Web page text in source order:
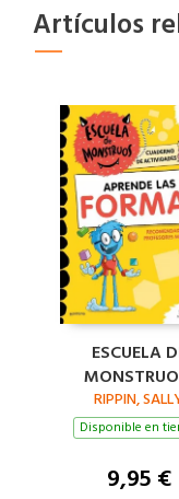
Artículos
ESCUELA
CUADERNO
APRENDE
FORMAS
RIPPIN,
Disponible en
9,95 €